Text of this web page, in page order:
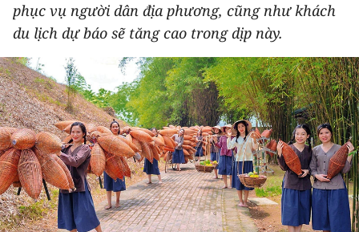
THẾ GIỚI
THỂ THAO
GIÁO DỤC
Y TẾ
KHOA HỌC - CÔNG NGHỆ
MÔI TRƯỜNG
phục vụ người dân địa phương, cũng như khách
du lịch dự báo sẽ tăng cao trong dịp này.